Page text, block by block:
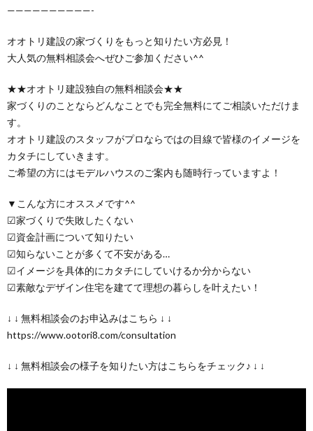
——————————-
オオトリ建設の家づくりをもっと知りたい方必見！
大人気の無料相談会へぜひご参加ください^^
★★オオトリ建設独自の無料相談会★★
家づくりのことならどんなことでも完全無料にてご相談いただけま
す。
オオトリ建設のスタッフがプロならではの目線で皆様のイメージを
カタチにしていきます。
ご希望の方にはモデルハウスのご案内も随時行っていますよ！
▼こんな方にオススメです^^
☑家づくりで失敗したくない
☑資金計画について知りたい
☑知らないことが多くて不安がある…
☑イメージを具体的にカタチにしていけるか分からない
☑素敵なデザイン住宅を建てて理想の暮らしを叶えたい！
↓ ↓ 無料相談会のお申込みはこちら ↓ ↓
https://www.ootori8.com/consultation
↓ ↓ 無料相談会の様子を知りたい方はこちらをチェック♪ ↓ ↓